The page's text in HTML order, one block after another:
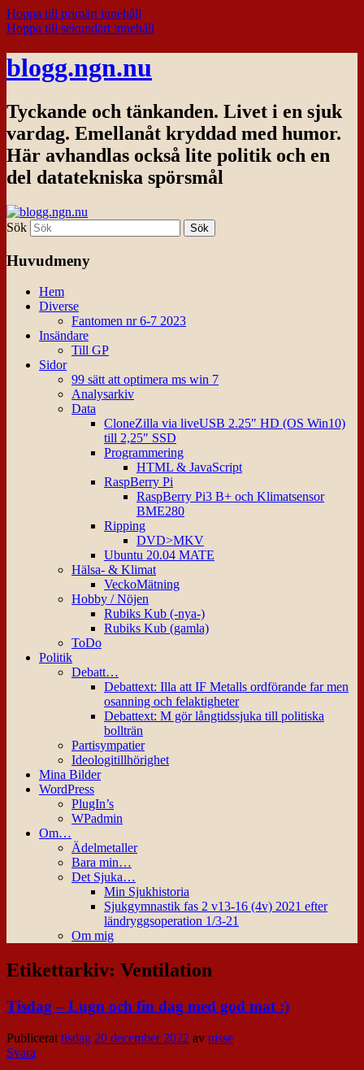
Hoppa till primärt innehåll
Hoppa till sekundärt innehåll
blogg.ngn.nu
Tyckande och tänkanden. Livet i en sjuk
vardag. Emellanåt kryddad med humor.
Här avhandlas också lite politik och en
del datatekniska spörsmål
Sök
Huvudmeny
Hem
Diverse
Fantomen nr 6-7 2023
Insändare
Till GP
Sidor
99 sätt att optimera ms win 7
Analysarkiv
Data
CloneZilla via liveUSB 2.25″ HD (OS Win10)
till 2,25″ SSD
Programmering
HTML & JavaScript
RaspBerry Pi
RaspBerry Pi3 B+ och Klimatsensor
BME280
Ripping
DVD>MKV
Ubuntu 20.04 MATE
Hälsa- & Klimat
VeckoMätning
Hobby / Nöjen
Rubiks Kub (-nya-)
Rubiks Kub (gamla)
ToDo
Politik
Debatt…
Debattext: Illa att IF Metalls ordförande far men
osanning och felaktigheter
Debattext: M gör långtidssjuka till politiska
bollträn
Partisympatier
Ideologitillhörighet
Mina Bilder
WordPress
PlugIn’s
WPadmin
Om…
Ädelmetaller
Bara min…
Det Sjuka…
Min Sjukhistoria
Sjukgymnastik fas 2 v13-16 (4v) 2021 efter
ländryggsoperation 1/3-21
Om mig
Etikettarkiv: Ventilation
Tisdag – Lugn och fin dag med god mat :)
Publicerat tisdag 20 december 2022 av nisse
Svara